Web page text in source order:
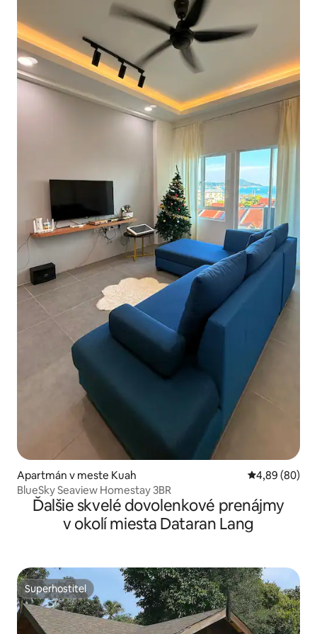
Apartmán v meste Kuah Priemerné
4,89 (80)
BlueSky Seaview Homestay 3BR
Ďalšie skvelé dovolenkové prenájmy
v okolí miesta Dataran Lang
Superhostiteľ
Superhostiteľ